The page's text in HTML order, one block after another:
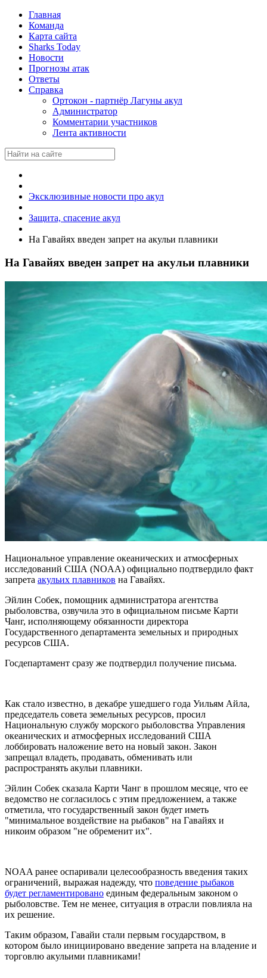
Главная
Команда
Карта сайта
Sharks Today
Новости
Прогнозы атак
Ответы
Справка
Ортокон - партнёр Лагуны акул
Администратор
Комментарии участников
Лента активности
Эксклюзивные новости про акул
Защита, спасение акул
На Гавайях введен запрет на акульи плавники
На Гавайях введен запрет на акульи плавники
Национальное управление океанических и атмосферных
исследований США (NOAA) официально подтвердило факт
запрета акульих плавников на Гавайях.
Эйлин Собек, помощник администратора агентства
рыболовства, озвучила это в официальном письме Карти
Чанг, исполняющему обязанности директора
Государственного департамента земельных и природных
ресурсов США.
Госдепартамент сразу же подтвердил получение письма.
Как стало известно, в декабре ушедшего года Уильям Айла,
председатель совета земельных ресурсов, просил
Национальную службу морского рыболовства Управления
океанических и атмосферных исследований США
лоббировать наложение вето на новый закон. Закон
запрещал владеть, продавать, обменивать или
распространять акульи плавники.
Эйлин Собек сказала Карти Чанг в прошлом месяце, что ее
ведомство не согласилось с этим предложением, а также
отметила, что государственный закон будет иметь
"минимальное воздействие на рыбаков" на Гавайях и
никоим образом "не обременит их".
NOAA ранее оспаривали целесообразность введения таких
ограничений, выражая надежду, что поведение рыбаков
будет регламентировано единым федеральным законом о
рыболовстве. Тем не менее, ситуация в отрасли повлияла на
их решение.
Таким образом, Гавайи стали первым государством, в
котором было инициировано введение запрета на владение и
торговлю акульими плавниками!